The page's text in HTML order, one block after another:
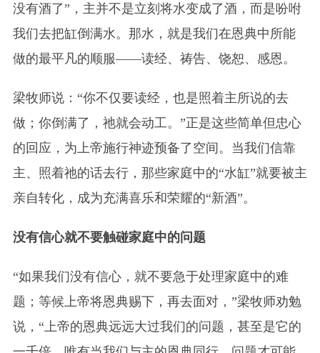
没有酒了”，主并不是立刻将水变成了酒，而是吩咐
我们去把缸倒满水。那水，就是我们在恩典中所能
做的最平凡的顺服——读经、祷告、饶恕、感恩。
梁牧师说：“你不仅要读经，也是照着主所说的去
做；你倒满了，祂就会动工。”正是这些简单但忠心
的回应，为上帝施行神迹预备了空间。当我们信靠
主、照着祂的话去行，那些家庭中的“水缸”就要被主
亲自转化，成为充满喜乐和荣耀的“新酒”。
没有信心就不要触碰家庭中的问题
“如果我们没有信心，就不要急于处理家庭中的难
题；等候上帝将恩典赐下，再去面对，”梁牧师劝勉
说，“上帝的恩典远远大过我们的问题，甚至是它的